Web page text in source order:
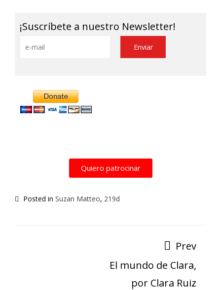
¡Suscríbete a nuestro Newsletter!
Quiero patrocinar
Posted in Suzan Matteo, 219d
Prev
El mundo de Clara,
por Clara Ruiz